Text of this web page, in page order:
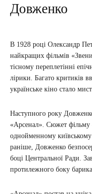
Довженко
В 1928 році Олександр
найкращих фільмів
тісному переплетінні
лірики. Багато критиків
українське кіно стало
Наступного року
«Арсенал». Сюжет фільму
однойменному
раніше, Довженко
боці Центральної Ради.
протилежного боку